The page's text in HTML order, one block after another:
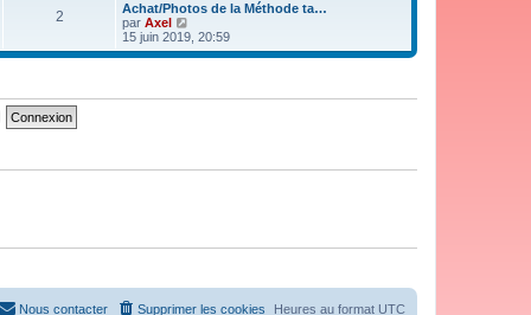
m
s
s
2
Achat/Photos de la Méthode ta…
par Axel
o
i
s
e
15 juin 2019, 20:59
Heures au format UTC
Supprimer les cookies
Nous contacter